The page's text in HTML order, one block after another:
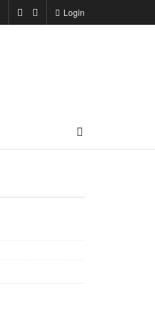
Login